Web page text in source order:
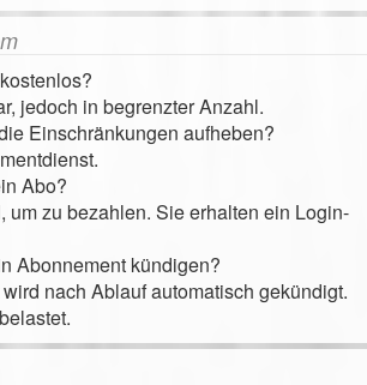
jedoch in begrenzter Anzahl.
Einschränkungen aufheben?
Abo?
um zu bezahlen. Sie erhalten ein Login-
Abonnement kündigen?
nach Ablauf automatisch gekündigt.